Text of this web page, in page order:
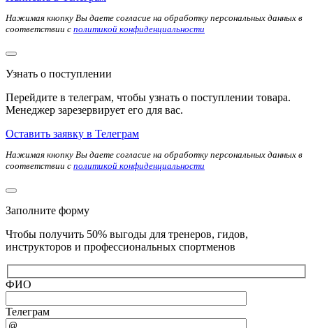
Нажимая кнопку Вы даете согласие на обработку персональных данных в
соответствии с политикой конфиденциальности
Узнать о поступлении
Перейдите в телеграм, чтобы узнать о поступлении товара.
Менеджер зарезервирует его для вас.
Оставить заявку в Телеграм
Нажимая кнопку Вы даете согласие на обработку персональных данных в
соответствии с политикой конфиденциальности
Заполните форму
Чтобы получить 50% выгоды для тренеров, гидов,
инструкторов и профессиональных спортменов
ФИО
Телеграм